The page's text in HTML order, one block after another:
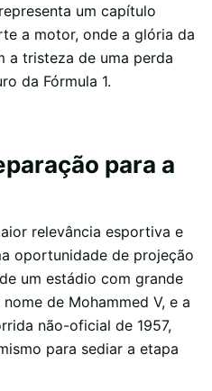
um capítulo
a motor, onde a glória da
a tristeza de uma perda
da Fórmula 1.
para a
relevância esportiva e
oportunidade de projeção
um estádio com grande
de Mohammed V, e a
não-oficial de 1957,
para sediar a etapa